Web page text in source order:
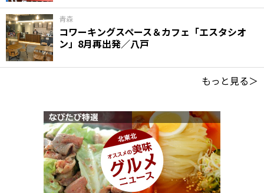
青森
コワーキングスペース＆カフェ「エスタシオ
ン」8月再出発／八戸
もっと見る＞